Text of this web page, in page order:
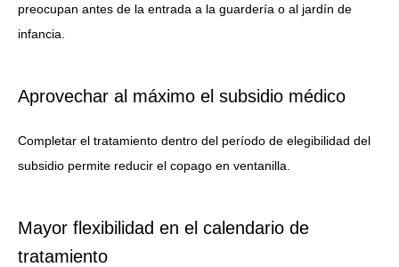
preocupan antes de la entrada a la guardería o al jardín de
infancia.
Aprovechar al máximo el subsidio médico
Completar el tratamiento dentro del período de elegibilidad del
subsidio permite reducir el copago en ventanilla.
Mayor flexibilidad en el calendario de
tratamiento